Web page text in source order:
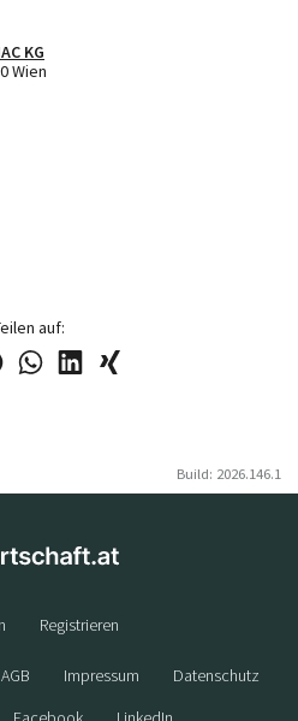
KG
Wien
auf:
Build: 2026.146.1
Registrieren
AGB Impressum
Datenschutz